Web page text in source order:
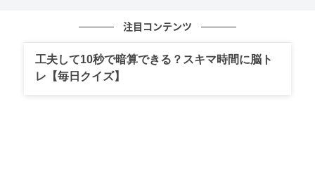
ん”とか。海外の方もいらっしゃるようなとこだったか
だけど。分かんなくね？ってなって。“パパ”っていうの
で毎回“え？うち？”って思ったりするのが何か嫌だな
注目コンテンツ
工夫して10秒で暗算できる？スキマ時間に脳ト
レ【毎日クイズ】